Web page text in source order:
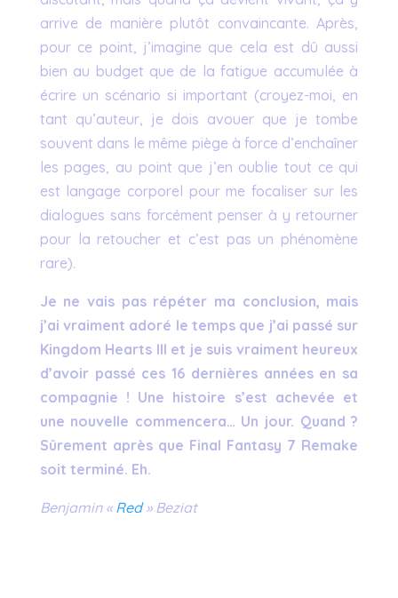
arrive de manière plutôt convaincante. Après,
pour ce point, j’imagine que cela est dû aussi
bien au budget que de la fatigue accumulée à
écrire un scénario si important (croyez-moi, en
tant qu’auteur, je dois avouer que je tombe
souvent dans le même piège à force d’enchaîner
les pages, au point que j’en oublie tout ce qui
est langage corporel pour me focaliser sur les
dialogues sans forcément penser à y retourner
pour la retoucher et c’est pas un phénomène
rare).
Je ne vais pas répéter ma conclusion, mais
j’ai vraiment adoré le temps que j’ai passé sur
Kingdom Hearts III et je suis vraiment heureux
d’avoir passé ces 16 dernières années en sa
compagnie ! Une histoire s’est achevée et
une nouvelle commencera… Un jour. Quand ?
Sûrement après que Final Fantasy 7 Remake
soit terminé. Eh.
Benjamin « Red» Beziat